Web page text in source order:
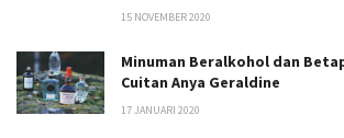
15 NOVEMBER 2020
Minuman Beralkohol dan
Cuitan Anya Geraldine
17 JANUARI 2020